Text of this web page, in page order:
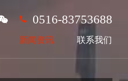
0516-83753688
新闻资讯 联系我们